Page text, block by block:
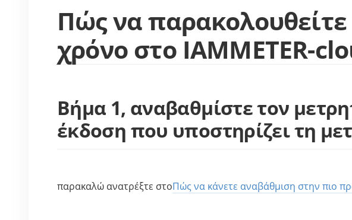
Πώς να
χρόνο στο IAMMETER-
Βήμα 1, αναβαθμίστε τον
έκδοση που υποστηρίζει τη
παρακαλώ ανατρέξτε στοΠώς να κάνετε αναβάθμιση στην πιο